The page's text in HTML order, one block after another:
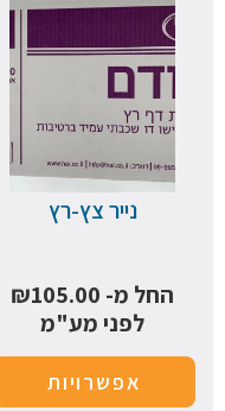
נייר צץ-רץ
החל מ- ₪105.00
לפני מע"מ
אפשרויות